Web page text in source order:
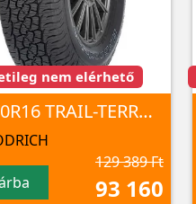
alatt
nem elérhető
235/70R16 TRAIL-TERRAIN T/A 106T TL
129 389 Ft
93 160